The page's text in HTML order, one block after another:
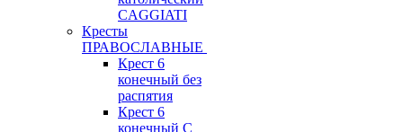
CAGGIATI
Кресты
ПРАВОСЛАВНЫЕ
Крест 6
конечный без
распятия
Крест 6
конечный С